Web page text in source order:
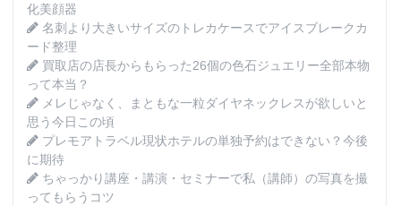
化美顔器
名刺より大きいサイズのトレカケースでアイスブレークカ
ード整理
買取店の店長からもらった26個の色石ジュエリー全部本物
って本当？
メレじゃなく、まともな一粒ダイヤネックレスが欲しいと
思う今日この頃
プレモアトラベル現状ホテルの単独予約はできない？今後
に期待
ちゃっかり講座・講演・セミナーで私（講師）の写真を撮
ってもらうコツ